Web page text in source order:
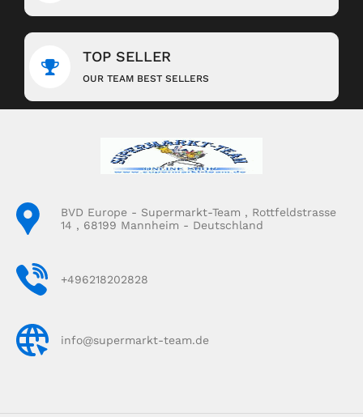
TOP SELLER
OUR TEAM BEST SELLERS
BVD Europe - Supermarkt-Team , Rottfeldstrasse
14 , 68199 Mannheim - Deutschland
+496218202828
info@supermarkt-team.de